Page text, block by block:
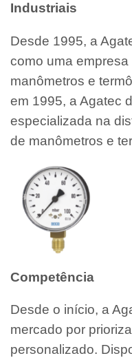
Industriais
Desde 1995, a
como uma
manômetros e
em 1995, a Agatec
especializada na
de manômetros e
Competência
Desde o início, a
mercado por
personalizado.